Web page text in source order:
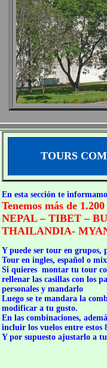
TOURS
En esta sección te
Tenemos más de
NEPAL – TIBET –
THAILANDIA-
Y puede ser tour en grupos,
Tour en ingles, español o
Si quieres montar tu tour
rellenar las casillas con los
personales y mandarlo
Luego se te mandara la
modificar a tu gusto.
En las combinaciones,
incluir los vuelos entre estos
Y por supuesto ajustarlo a